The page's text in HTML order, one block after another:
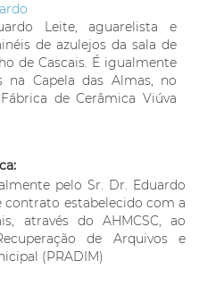
Leite, aguarelista e
de azulejos da sala de
de Cascais. É igualmente
Capela das Almas, no
de Cerâmica Viúva
pelo Sr. Dr. Eduardo
contrato estabelecido com a
através do AHMCSC, ao
de Arquivos e
(PRADIM)